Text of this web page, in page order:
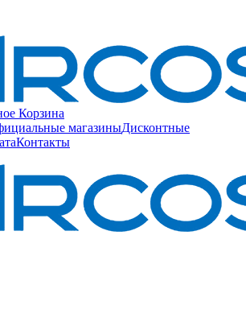
Корзина
магазиныДисконтные
Контакты